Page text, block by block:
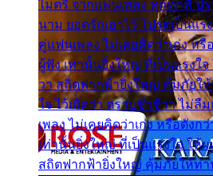
ไมตรี จากแฟนเพลง ทุกทุกที่ ป
นาม ยอดรักเอาไว้ โปรดเป็นแร
คู่แฟนเพลง ไม่เคยคิดว่าเก่ง ห
ผู้ฟัง เท่านั้นยิ่งใหญ่ ที่เป็นแรงใ
วา สถิตฟากฟ้ายิ่งใหญ่ คุ้มภัยให้
ใจ ไว้เถิดว่า ตราบชั่วชีวา ไม่ลื
เพลง ไม่เคยคิดว่าเก่ง หรือดัง
เท่านั้นยิ่งใหญ่ ที่เป็นแรงใจ ให้
สถิตฟากฟ้ายิ่งใหญ่ คุ้มภัยให้ท่า